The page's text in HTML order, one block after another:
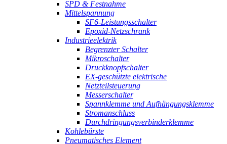
SPD & Festnahme
Mittelspannung
SF6-Leistungsschalter
Epoxid-Netzschrank
Industrieelektrik
Begrenzter Schalter
Mikroschalter
Druckknopfschalter
EX-geschützte elektrische
Netzteilsteuerung
Messerschalter
Spannklemme und Aufhängungsklemme
Stromanschluss
Durchdringungsverbinderklemme
Kohlebürste
Pneumatisches Element